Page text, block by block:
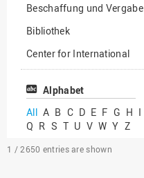
Beschaffung und Vergabe
Bibliothek
Center for International
Mobility
Center for International
Chancengerechtigkeit
eLearning Competence
Alphabet
All A B C D E F G H I
Q R S T U V W Y Z
1 / 2650 entries are shown